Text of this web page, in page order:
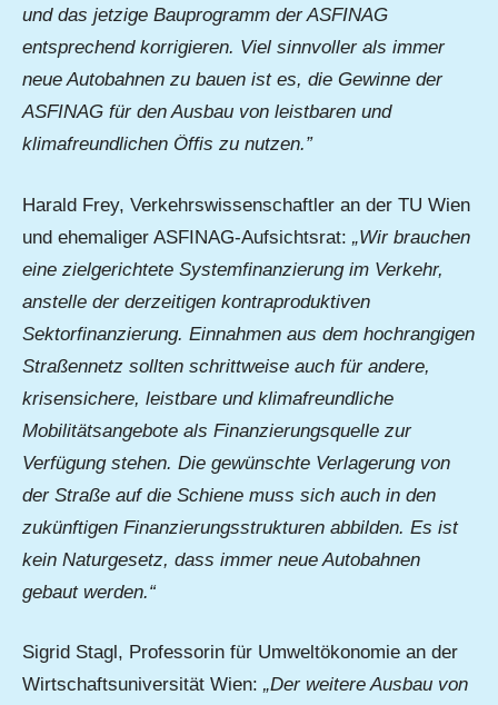
und das jetzige Bauprogramm der ASFINAG
entsprechend korrigieren. Viel sinnvoller als immer
neue Autobahnen zu bauen ist es, die Gewinne der
ASFINAG für den Ausbau von leistbaren und
klimafreundlichen Öffis zu nutzen.”
Harald Frey, Verkehrswissenschaftler an der TU Wien
und ehemaliger ASFINAG-Aufsichtsrat: „Wir brauchen
eine zielgerichtete Systemfinanzierung im Verkehr,
anstelle der derzeitigen kontraproduktiven
Sektorfinanzierung. Einnahmen aus dem hochrangigen
Straßennetz sollten schrittweise auch für andere,
krisensichere, leistbare und klimafreundliche
Mobilitätsangebote als Finanzierungsquelle zur
Verfügung stehen. Die gewünschte Verlagerung von
der Straße auf die Schiene muss sich auch in den
zukünftigen Finanzierungsstrukturen abbilden. Es ist
kein Naturgesetz, dass immer neue Autobahnen
gebaut werden.“
Sigrid Stagl, Professorin für Umweltökonomie an der
Wirtschaftsuniversität Wien: „Der weitere Ausbau von